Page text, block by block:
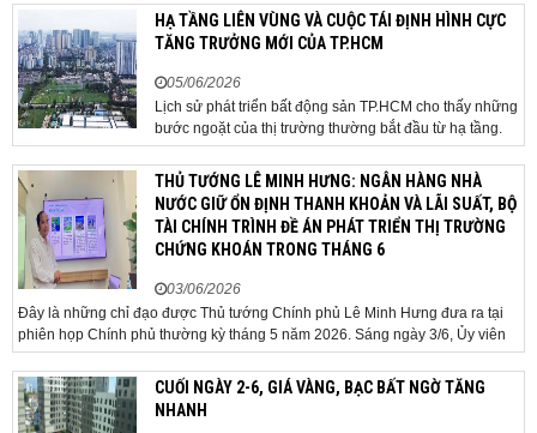
rao bán căn nhà trong hẻm khu vực Bảy Hiền, anh
Minh, một chủ nhà tại TP HCM, chấp nhận hạ giá...
HẠ TẦNG LIÊN VÙNG VÀ CUỘC TÁI ĐỊNH HÌNH CỰC
TĂNG TRƯỞNG MỚI CỦA TP.HCM
05/06/2026
Lịch sử phát triển bất động sản TP.HCM cho thấy những
bước ngoặt của thị trường thường bắt đầu từ hạ tầng.
Khi các tuyến kết nối liên vùng đồng loạt tăng tốc, cấu
trúc phát triển đô thị đang dần thay đổi, mở ra những
hành lang tăng trưởng mới và kéo theo quá...
THỦ TƯỚNG LÊ MINH HƯNG: NGÂN HÀNG NHÀ
NƯỚC GIỮ ỔN ĐỊNH THANH KHOẢN VÀ LÃI SUẤT, BỘ
TÀI CHÍNH TRÌNH ĐỀ ÁN PHÁT TRIỂN THỊ TRƯỜNG
CHỨNG KHOÁN TRONG THÁNG 6
03/06/2026
Đây là những chỉ đạo được Thủ tướng Chính phủ Lê Minh Hưng đưa ra tại
phiên họp Chính phủ thường kỳ tháng 5 năm 2026. Sáng ngày 3/6, Ủy viên
Bộ Chính trị, Bí thư Đảng ủy Chính phủ, Thủ tướng Chính phủ Lê Minh Hưng
đã chủ trì phiên họp Chính phủ thường...CUỐI NGÀY 2-6, GIÁ VÀNG, BẠC BẤT NGỜ TĂNG
NHANH